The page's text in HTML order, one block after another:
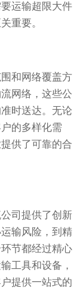
运输超限大件
重要。
和网络覆盖方
网络，这些公
时送达。无论
的多样化需
供了可靠的合
司提供了创新
输风险，到精
节都经过精心
工具和设备，
提供一站式的